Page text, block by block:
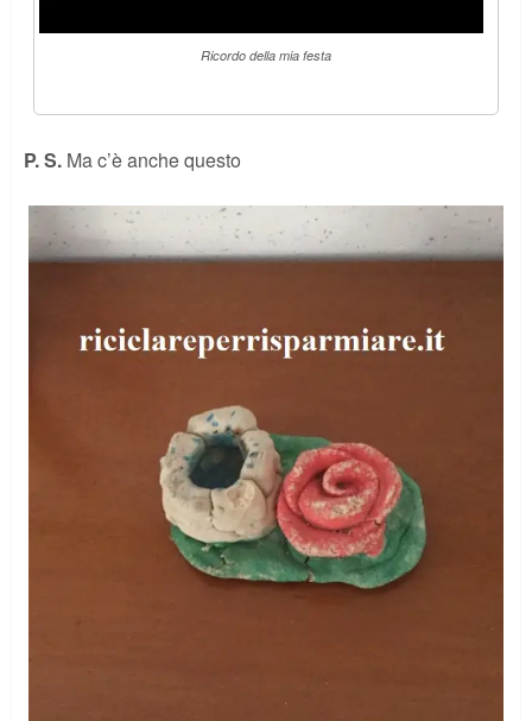
Ricordo della mia festa
P. S. Ma c’è anche questo